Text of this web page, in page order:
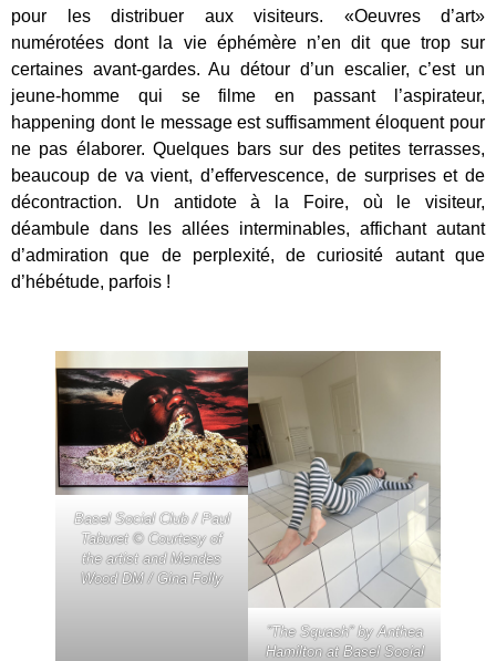
pour les distribuer aux visiteurs. «Oeuvres d’art»
numérotées dont la vie éphémère n’en dit que trop sur
certaines avant-gardes. Au détour d’un escalier, c’est un
jeune-homme qui se filme en passant l’aspirateur,
happening dont le message est suffisamment éloquent pour
ne pas élaborer. Quelques bars sur des petites terrasses,
beaucoup de va vient, d’effervescence, de surprises et de
décontraction. Un antidote à la Foire, où le visiteur,
déambule dans les allées interminables, affichant autant
d’admiration que de perplexité, de curiosité autant que
d’hébétude, parfois !
Basel Social Club / Paul
Taburet © Courtesy of
the artist and Mendes
Wood DM / Gina Folly
”The Squash” by Anthea
Hamilton at Basel Social